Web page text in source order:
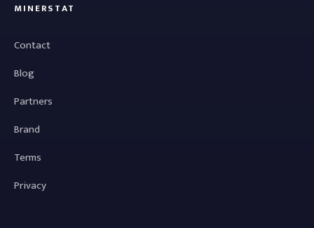
MINERSTAT
Contact
Blog
Partners
Brand
Terms
Privacy